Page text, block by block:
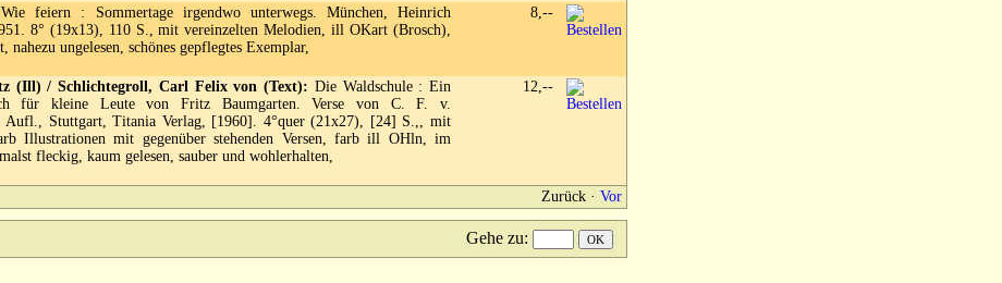
Wie feiern : Sommertage irgendwo unterwegs. München, Heinrich
8° (19x13), 110 S., mit vereinzelten Melodien, ill OKart (Brosch),
nahezu ungelesen, schönes gepflegtes Exemplar,
8,--
(Ill) / Schlichtegroll, Carl Felix von (Text): Die Waldschule : Ein
für kleine Leute von Fritz Baumgarten. Verse von C. F. v.
Aufl., Stuttgart, Titania Verlag, [1960]. 4°quer (21x27), [24] S.,, mit
Illustrationen mit gegenüber stehenden Versen, farb ill OHln, im
fleckig, kaum gelesen, sauber und wohlerhalten,
12,--
Zurück · Vor
Gehe zu: